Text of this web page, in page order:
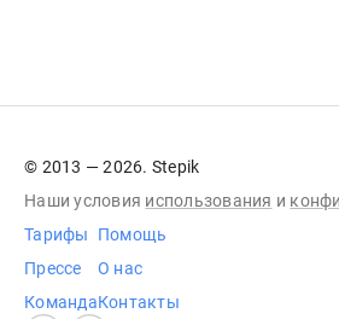
© 2013 — 2026. Stepik
Наши условия использования и
Тарифы
Прессе
Команда
Помощь
О нас
Контакты